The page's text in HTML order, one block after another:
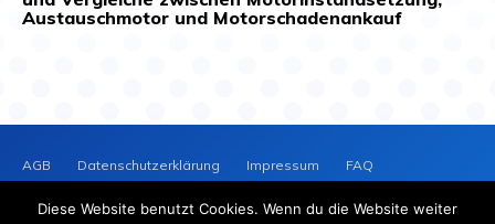
Austauschmotor und Motorschadenankauf
AGB Datenschutzerklärung Impressum
FAQ
Diese Website benutzt Cookies. Wenn du die Website weiter